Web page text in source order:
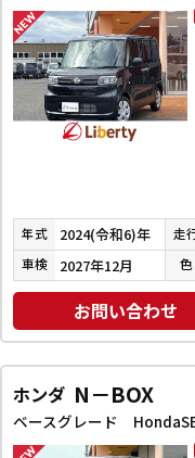
年式 2024(令和6)年 走
車検 2027年12月 色
お問い合わせ
ホンダ N－BOX